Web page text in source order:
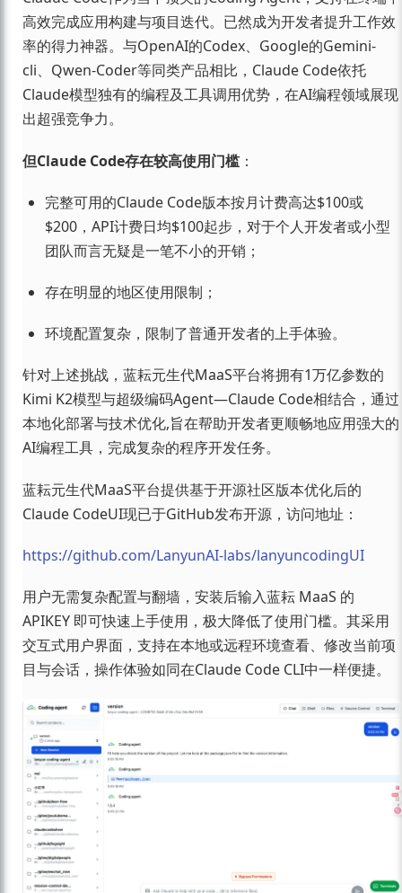
高效完成应用构建与项目迭代。已然成为开发者提升工作效
率的得力神器。与OpenAI的Codex、Google的Gemini-
cli、Qwen-Coder等同类产品相比，Claude Code依托
Claude模型独有的编程及工具调用优势，在AI编程领域展现
出超强竞争力。
但Claude Code存在较高使用门槛：
完整可用的Claude Code版本按月计费高达$100或
$200，API计费日均$100起步，对于个人开发者或小型
团队而言无疑是一笔不小的开销；
存在明显的地区使用限制；
环境配置复杂，限制了普通开发者的上手体验。
针对上述挑战，蓝耘元生代MaaS平台将拥有1万亿参数的
Kimi K2模型与超级编码Agent—Claude Code相结合，通过
本地化部署与技术优化,旨在帮助开发者更顺畅地应用强大的
AI编程工具，完成复杂的程序开发任务。
蓝耘元生代MaaS平台提供基于开源社区版本优化后的
Claude CodeUI现已于GitHub发布开源，访问地址：
https://github.com/LanyunAI-labs/lanyuncodingUI
用户无需复杂配置与翻墙，安装后输入蓝耘 MaaS 的
APIKEY 即可快速上手使用，极大降低了使用门槛。其采用
交互式用户界面，支持在本地或远程环境查看、修改当前项
目与会话，操作体验如同在Claude Code CLI中一样便捷。